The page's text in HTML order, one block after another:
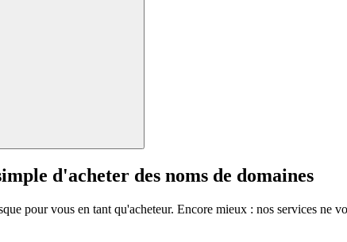
d'acheter des noms de domaines
pour vous en tant qu'acheteur. Encore mieux : nos services ne